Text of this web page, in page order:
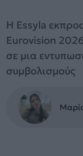
Η Essyla
Eurovision
σε μια
συμβολισμούς